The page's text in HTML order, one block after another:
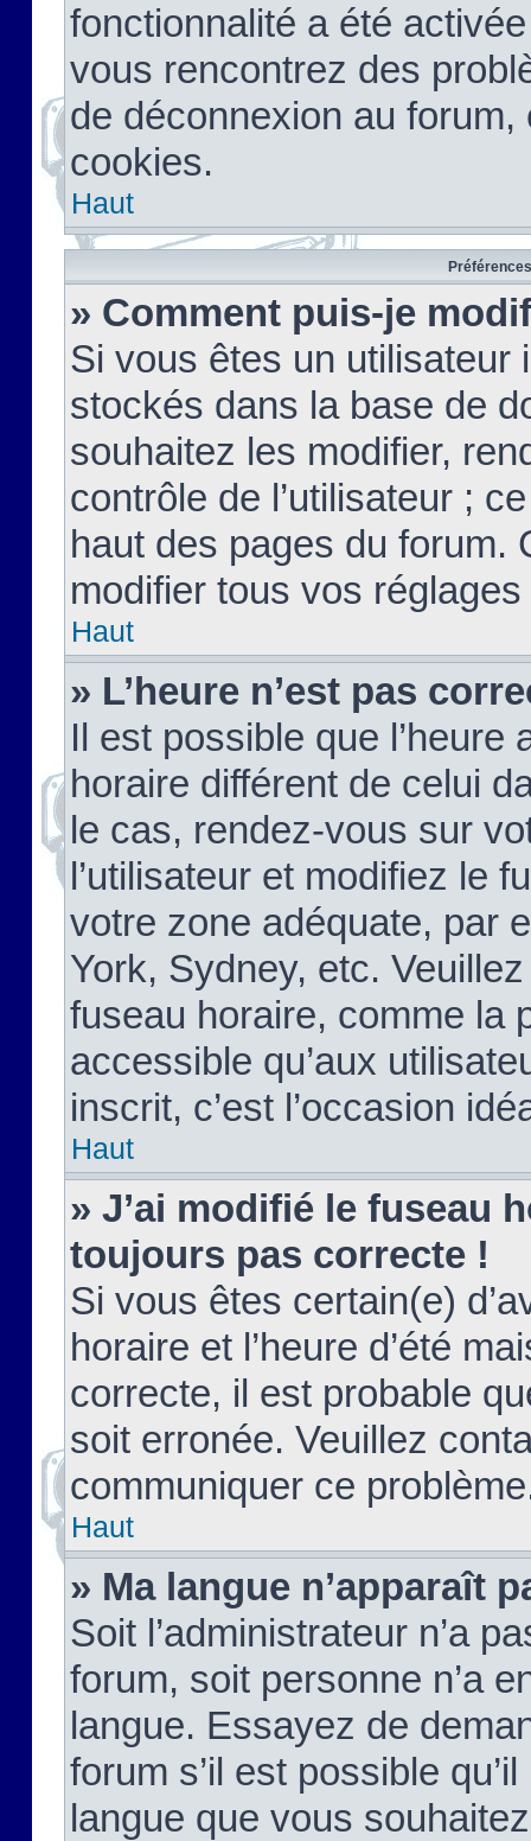
fonctionnalité a été
vous rencontrez des
de déconnexion au
cookies.
Haut
» Comment puis-je
Si vous êtes un
stockés dans la base de
souhaitez les modifier,
contrôle de l’utilisateur ;
haut des pages du forum.
modifier tous vos
Haut
» L’heure n’est pas
Il est possible que
horaire différent de celui
le cas, rendez-vous sur
l’utilisateur et modifiez le
votre zone adéquate, par
York, Sydney, etc.
fuseau horaire, comme la
accessible qu’aux
inscrit, c’est l’occasion
Haut
» J’ai modifié le fuseau
toujours pas correcte !
Si vous êtes certain(e)
horaire et l’heure d’été
correcte, il est probable
soit erronée. Veuillez
communiquer ce
Haut
» Ma langue n’apparaît
Soit l’administrateur n’a
forum, soit personne n’a
langue. Essayez de
forum s’il est possible
langue que vous